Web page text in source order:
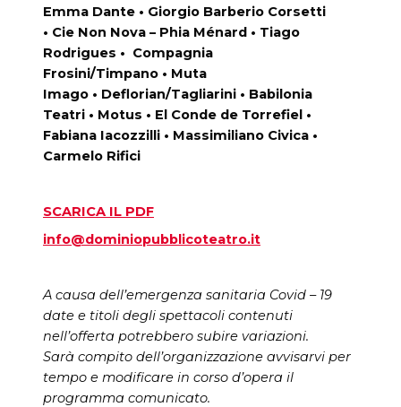
Emma Dante • Giorgio Barberio Corsetti
• Cie Non Nova – Phia Ménard • Tiago
Rodrigues • Compagnia
Frosini/Timpano • Muta
Imago • Deflorian/Tagliarini • Babilonia
Teatri • Motus • El Conde de Torrefiel •
Fabiana Iacozzilli • Massimiliano Civica •
Carmelo Rifici
SCARICA IL PDF
info@dominiopubblicoteatro.it
A causa dell’emergenza sanitaria Covid – 19
date e titoli degli spettacoli contenuti
nell’offerta potrebbero subire variazioni.
Sarà compito dell’organizzazione avvisarvi per
tempo e modificare in corso d’opera il
programma comunicato.